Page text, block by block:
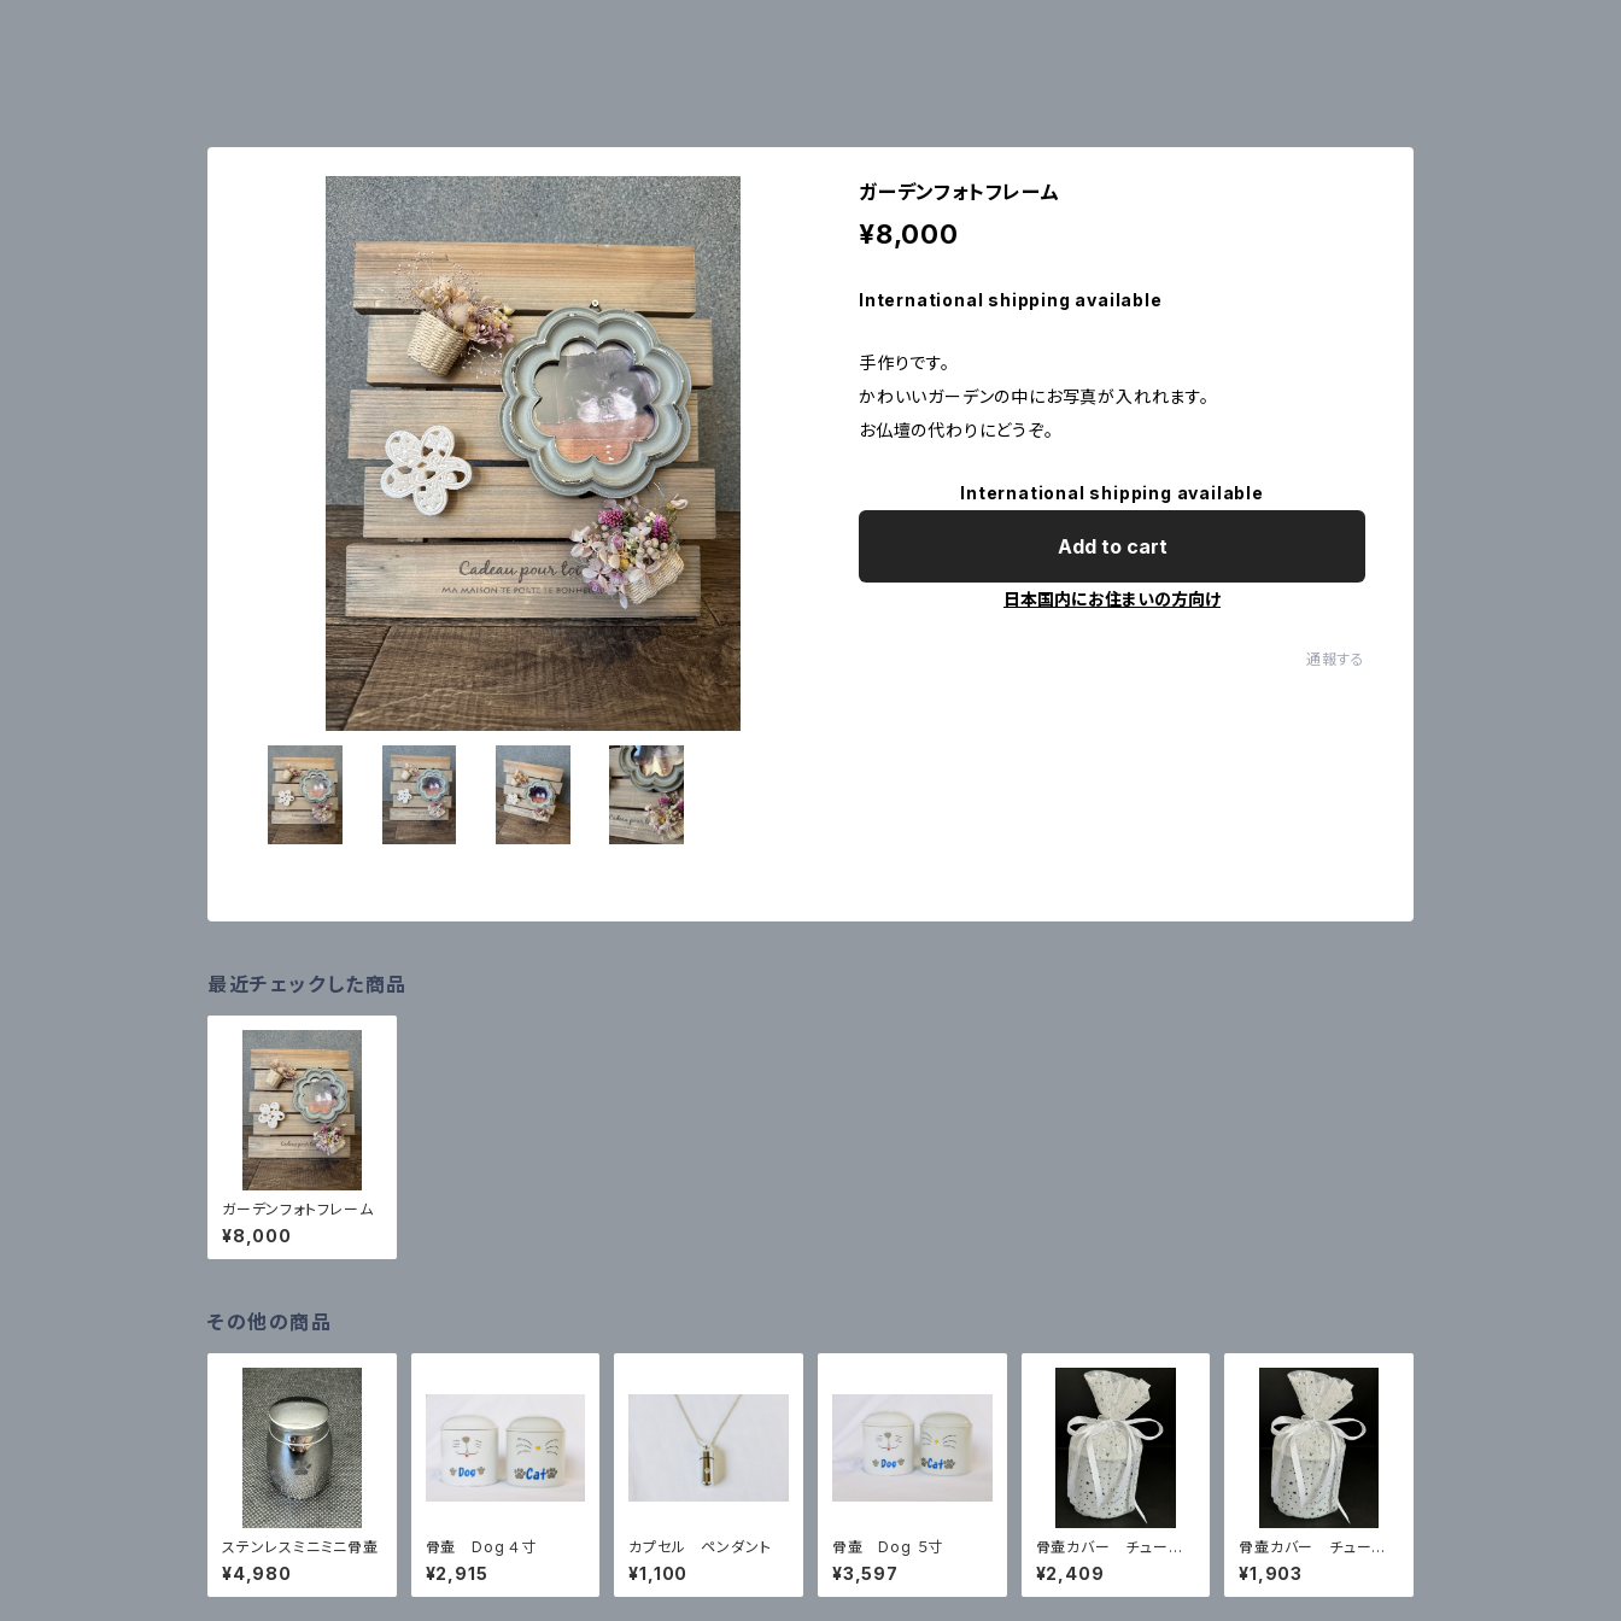
ガーデンフォトフレーム
¥8,000
International shipping available
手作りです。
かわいいガーデンの中にお写真が入れれます。
お仏壇の代わりにどうぞ。
International shipping available
Add to cart
日本国内にお住まいの方向け
通報する
最近チェックした商品
ガーデンフォトフレーム
¥8,000
その他の商品
ステンレスミニミニ骨壷
¥4,980
骨壷 Dog ４寸
¥2,915
カプセル ペンダント
¥1,100
骨壷 Dog ５寸
¥3,597
骨壷カバー チュー
ル ５寸
¥2,409
骨壷カバー チュール３
寸
¥1,903